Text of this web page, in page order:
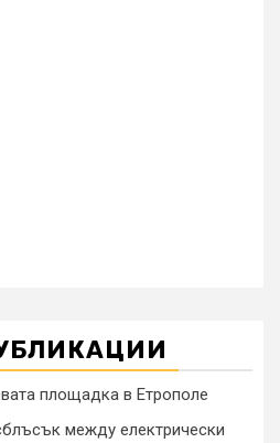
площадка в Етрополе
между електрически